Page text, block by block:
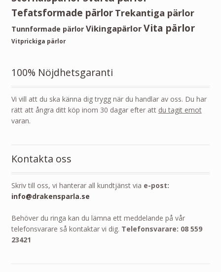
Tefatsformade pärlor Trekantiga pärlor
Tunnformade pärlor VikingapärlorVita pärlor
Vitprickiga pärlor
100% Nöjdhetsgaranti
Vi vill att du ska känna dig trygg när du handlar av oss. Du har
rätt att ångra ditt köp inom 30 dagar efter att du tagit emot
varan.
Kontakta oss
Skriv till oss, vi hanterar all kundtjänst via e-post:
info@drakensparla.se
Behöver du ringa kan du lämna ett meddelande på vår
telefonsvarare så kontaktar vi dig. Telefonsvarare: 08 559
23421